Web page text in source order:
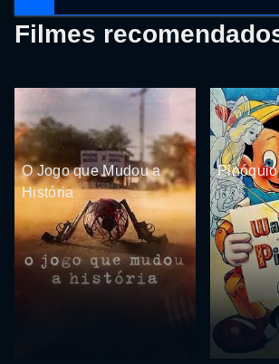
Filmes
O Jogo que Mudou a
História
Pinóquio